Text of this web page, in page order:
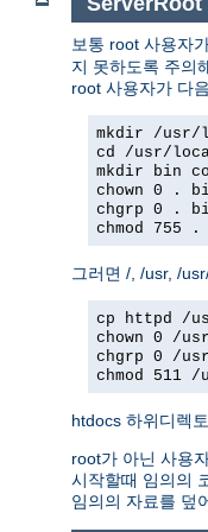
보통 root 사용자
지 못하도록 주의
root 사용자가 다
mkdir /usr/
cd /usr/
mkdir bin
chown 0 .
chgrp 0 .
chmod 755
그러면 /, /usr, /
cp httpd /
chown 0 /
chgrp 0 /
chmod 511
htdocs 하위디렉
root가 아닌 사용
시작할때 임의의
임의의 자료를 덮